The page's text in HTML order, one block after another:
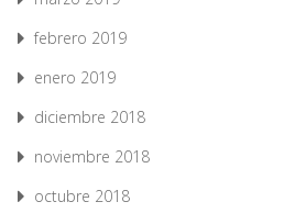
febrero 2019
enero 2019
diciembre 2018
noviembre 2018
octubre 2018